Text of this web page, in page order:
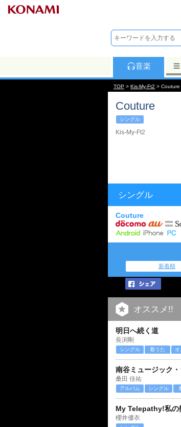
音楽
TOP > Kis-My-Ft2 > Couture
Couture
シングル
Kis-My-Ft2
シングル
Couture
新着順
オススメ!!
明日へ続く道
長渕剛
シングル 着うた
南谷ミュージック
桑田 佳祐
アルバム シングル
My Telepathy!私の
櫻井優衣